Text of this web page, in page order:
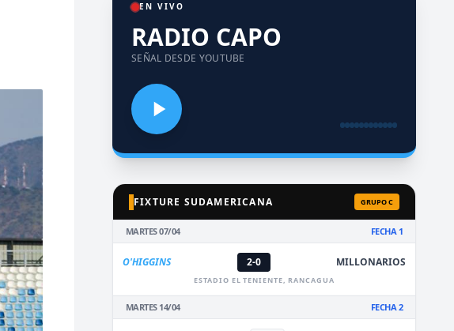
EN VIVO
RADIO CAPO
SEÑAL DESDE YOUTUBE
FIXTURE SUDAMERICANA GRUPO C
MARTES 07/04 FECHA 1
O'HIGGINS 2-0 MILLONARIOS
ESTADIO EL TENIENTE, RANCAGUA
MARTES 14/04 FECHA 2